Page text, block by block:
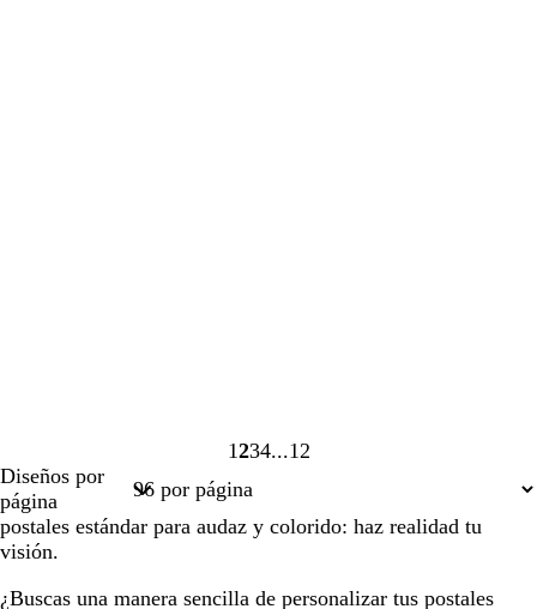
Página
1
1 Página
2
2Página
3Página
4
Página
12
Diseños por
página
postales estándar para audaz y colorido: haz realidad tu
visión.
¿Buscas una manera sencilla de personalizar tus postales